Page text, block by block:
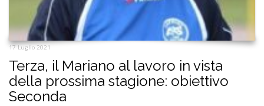
17 Luglio 2021
Terza, il Mariano al lavoro in vista
della prossima stagione: obiettivo
Seconda